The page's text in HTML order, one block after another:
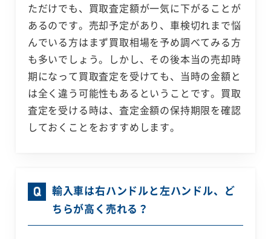
ただけでも、買取査定額が一気に下がることが
あるのです。売却予定があり、車検切れまで悩
んでいる方はまず買取相場を予め調べてみる方
も多いでしょう。しかし、その後本当の売却時
期になって買取査定を受けても、当時の金額と
は全く違う可能性もあるということです。買取
査定を受ける時は、査定金額の保持期限を確認
しておくことをおすすめします。
輸入車は右ハンドルと左ハンドル、ど
ちらが高く売れる？